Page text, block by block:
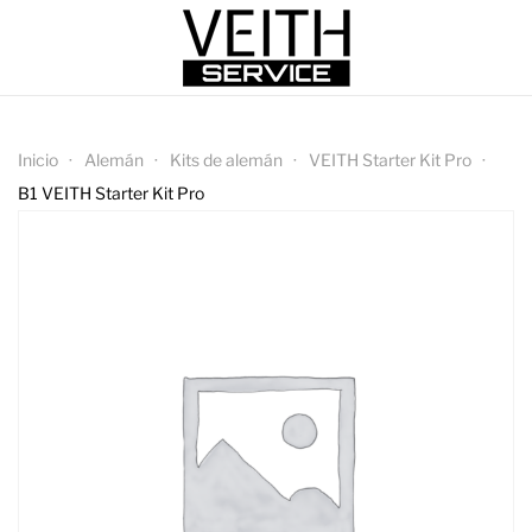
Inicio Alemán Kits de alemán
VEITH Starter Kit Pro
B1 VEITH Starter Kit Pro